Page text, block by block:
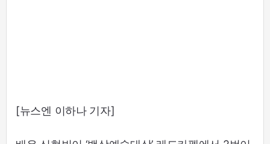
[뉴스엔 이하나 기자]